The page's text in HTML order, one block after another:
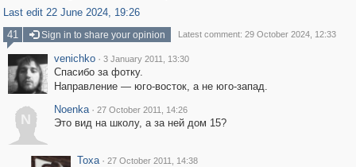
Last edit 22 June 2024, 19:26
41
Sign in to share your opinion Latest comment: 29 October 2024, 12:33
venichko · 3 January 2011, 13:30
Спасибо за фотку.
Направление — юго-восток, а не юго-запад.
N
Noenka · 27 October 2011, 14:26
Это вид на школу, а за ней дом 15?
Toxa · 27 October 2011, 14:38